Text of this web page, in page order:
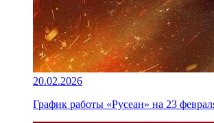
20.02.2026
График работы «Русеан» на 23